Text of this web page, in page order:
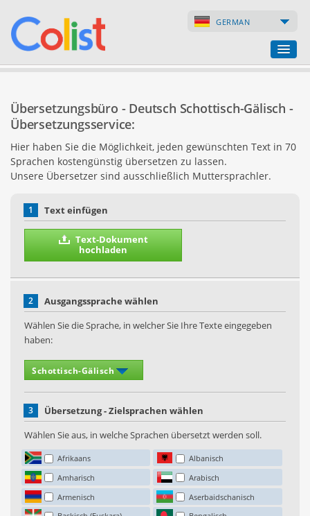
GERMAN
Firmenverzeichnis
Webseiten
Internet-Shops
Übersetzungsbüro - Deutsch Schottisch-Gälisch -
Übersetzungsservice:
Hier haben Sie die Möglichkeit, jeden gewünschten Text in 70
Sprachen kostengünstig übersetzen zu lassen.
Unsere Übersetzer sind ausschließlich Muttersprachler.
1 Text einfügen
Text-Dokument
hochladen
2
Ausgangssprache wählen
Wählen Sie die Sprache, in welcher Sie Ihre Texte eingegeben
haben:
3
Übersetzung - Zielsprachen wählen
Wählen Sie aus, in welche Sprachen übersetzt werden soll.
Afrikaans
Albanisch
Amharisch
Arabisch
Armenisch
Aserbaidschanisch